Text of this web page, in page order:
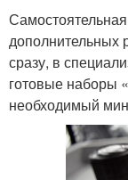
дополнительных
сразу, в
готовые наборы
необходимый